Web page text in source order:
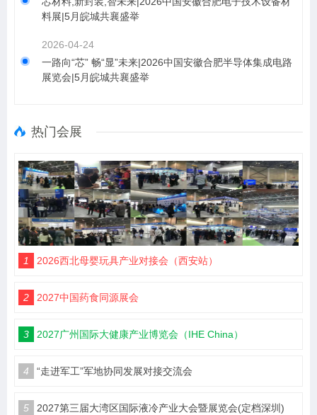
料展|5月皖城共襄盛举
2026-04-24
一路向“芯” 畅“显”未来|2026中国安徽合肥半导体集成电路
展览会|5月皖城共襄盛举
热门会展
1 2026西北母婴玩具产业对接会（西安站）
2 2027中国药食同源展会
3 2027广州国际大健康产业博览会（IHE China）
4 “走进军工”军地协同发展对接交流会
5 2027第三届大湾区国际液冷产业大会暨展览会(定档深圳)